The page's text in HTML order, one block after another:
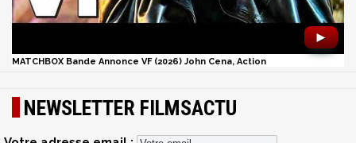
►
MATCHBOX Bande Annonce VF (2026) John Cena, Action
NEWSLETTER FILMSACTU